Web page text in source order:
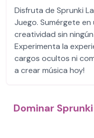
Disfruta de Sprunki
Juego. Sumérgete
creatividad sin
Experimenta la
cargos ocultos ni
a crear música hoy!
Dominar